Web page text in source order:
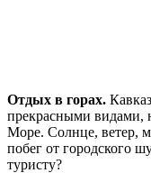
Отдых в горах.
прекрасными видами,
Море. Солнце, ветер,
побег от городского
туристу?